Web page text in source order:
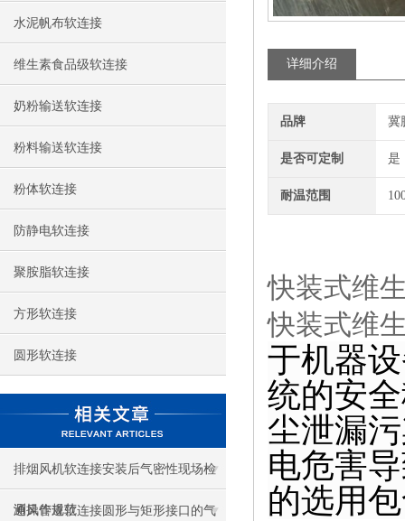
水泥帆布软连接
维生素食品级软连接
奶粉输送软连接
粉料输送软连接
粉体软连接
防静电软连接
聚胺脂软连接
方形软连接
圆形软连接
排烟风机软连接安装后气密性现场检
测操作规范
通风管道软连接圆形与矩形接口的气
详细介绍
品牌 冀
是否可定制 是
耐温范围
快装式维
快装式维
于机器
统的安
尘泄漏
电危害
的选用